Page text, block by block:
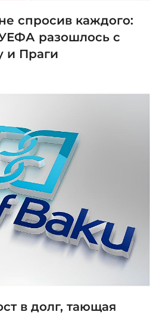
спросив каждого:
разошлось с
и Праги
в долг, тающая